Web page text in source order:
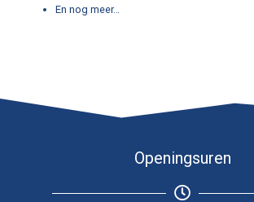
En nog meer…
Openingsuren